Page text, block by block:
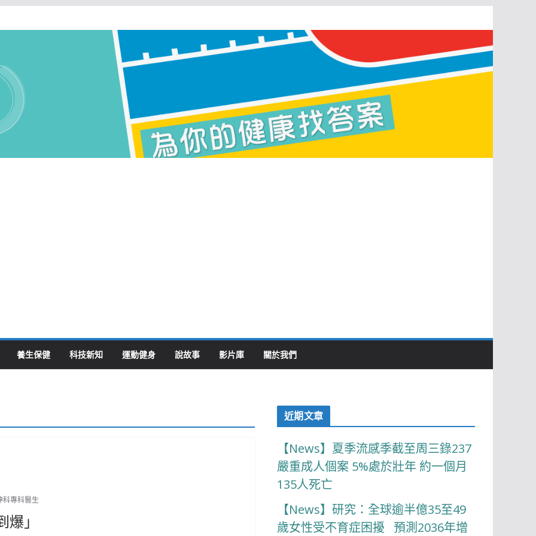
養生保健 科技新知 運動健身 說故事 影片庫 關於我們
科專科醫生
」
近期文章
【News】夏季流感季截至周三錄237
嚴重成人個案 5%處於壯年 約一個月
135人死亡
【News】研究：全球逾半億35至49
歲女性受不育症困擾 預測2036年增